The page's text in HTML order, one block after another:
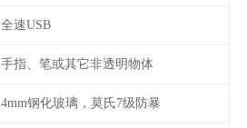
全速USB
手指、笔或其它非透明物体
4mm钢化玻璃，莫氏7级防暴